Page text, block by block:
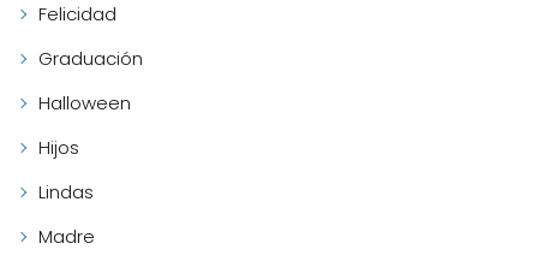
Felicidad
Graduación
Halloween
Hijos
Lindas
Madre